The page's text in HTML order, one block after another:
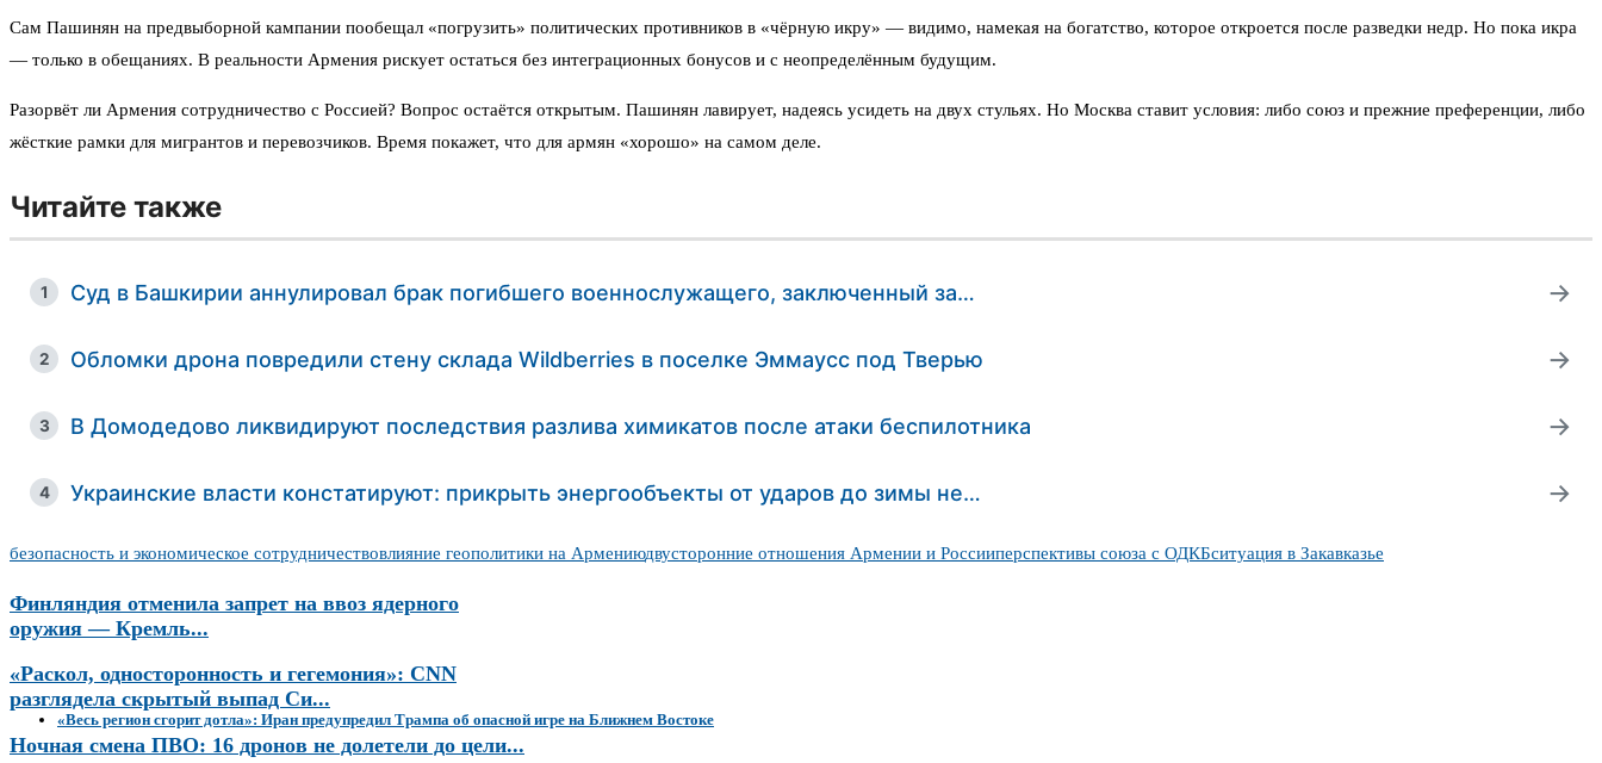
Сам Пашинян на предвыборной кампании пообещал «погрузить» политических противников в «чёрную икру» — видимо, намекая на богатство, которое откроется после разведки недр. Но пока икра
— только в обещаниях. В реальности Армения рискует остаться без интеграционных бонусов и с неопределённым будущим.
Разорвёт ли Армения сотрудничество с Россией? Вопрос остаётся открытым. Пашинян лавирует, надеясь усидеть на двух стульях. Но Москва ставит условия: либо союз и прежние преференции, либо
жёсткие рамки для мигрантов и перевозчиков. Время покажет, что для армян «хорошо» на самом деле.
Читайте также
1 Суд в Башкирии аннулировал брак погибшего военнослужащего, заключенный за… →
2 Обломки дрона повредили стену склада Wildberries в поселке Эммаусс под Тверью →
3 В Домодедово ликвидируют последствия разлива химикатов после атаки беспилотника →
4 Украинские власти констатируют: прикрыть энергообъекты от ударов до зимы не… →
безопасность и экономическое сотрудничествовлияние геополитики на Армениюдвусторонние отношения Армении и Россииперспективы союза с ОДКБситуация в Закавказье
Финляндия отменила запрет на ввоз ядерного
оружия — Кремль...
«Раскол, односторонность и гегемония»: CNN
разглядела скрытый выпад Си...
Ночная смена ПВО: 16 дронов не долетели до цели...
«Весь регион сгорит дотла»: Иран предупредил Трампа об опасной игре на Ближнем Востоке